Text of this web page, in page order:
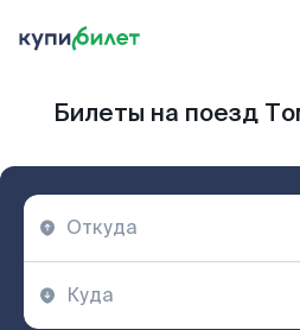
Билеты на поезд